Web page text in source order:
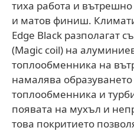
тиха работа и
и матов финиш.
Edge Black разполагат
(Magic coil) на
топлообменника на
намалява
топлообменника и
появата на мухъл и
това покритието